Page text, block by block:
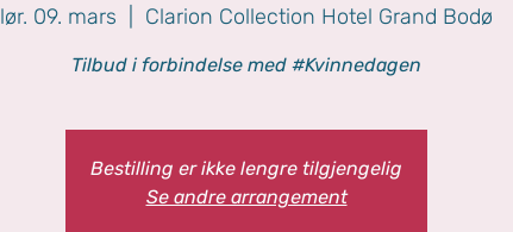
lør. 09. mars Clarion Collection Hotel Grand Bodø
Tilbud i forbindelse med #Kvinnedagen
Bestilling er ikke lengre tilgjengelig
Se andre arrangement